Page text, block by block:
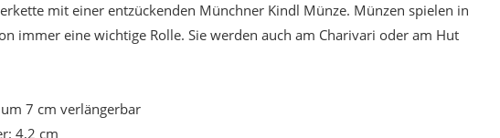
mit einer entzückenden Münchner Kindl Münze. Münzen spielen in
immer eine wichtige Rolle. Sie werden auch am Charivari oder am Hut
7 cm verlängerbar
4,2 cm